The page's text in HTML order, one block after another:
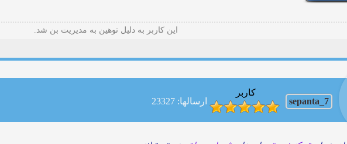
این کاربر به دلیل توهین به مدیریت بن شد.
sepanta_7
کاربر
ارسالها: 23327